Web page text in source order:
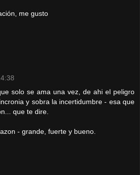
me gusto
solo se ama una vez, de ahi el peligro
y sobra la incertidumbre - esa que
que te dire.
- grande, fuerte y bueno.